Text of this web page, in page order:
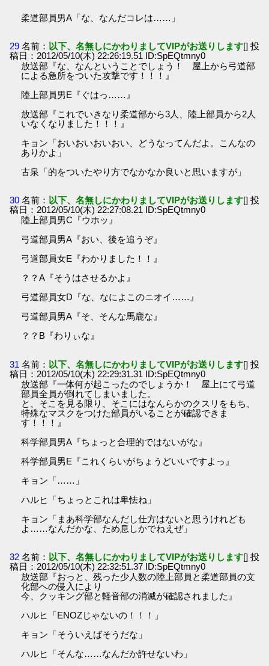
柔道部員男A「な、なんだコレは……」
29 名前： 以下、名無しにかわりましてVIPがお送りします[] 投
稿日：2012/05/10(木) 22:26:19.51 ID:SpEQtmny0
放送部『な、なんということでしょう！ 屋上から弓道部
による急所をついた攻撃です！！！』
陸上部員男E『ぐはっ……』
放送部『これでいきなり柔道部から3人、陸上部員から2人
いなくなりました！！！』
キョン「おいおいおいおい、どうなってんだよ。こんなの
ありかよ」
古泉「的をついたやり方でなかなか良いと思いますが」
30 名前： 以下、名無しにかわりましてVIPがお送りします[] 投
稿日：2012/05/10(木) 22:27:08.21 ID:SpEQtmny0
陸上部員男C『ウホッ』
弓道部員男A『おい、後を追うぞ』
弓道部員女E『わかりました！！』
？？A『そうはさせるかよ』
弓道部員女D『な、なによこのニオイ……』
弓道部員男A『そ、そんな馬鹿な』
？？B『わりぃな』
31 名前： 以下、名無しにかわりましてVIPがお送りします[] 投
稿日：2012/05/10(木) 22:29:31.31 ID:SpEQtmny0
放送部『一体何が起こったのでしょうか！ 屋上にて弓道
部員全員が倒れてしまいました。
と、そこを見る限り、そこにはなんらかのクスリをもち、
特殊なマスクをつけた部員がいることが確認できま
す！！！』
科学部員男A『ちょっと合理的ではないがな』
科学部員男E『これくらいがちょうどいいですよっ』
キョン「……」
ハルヒ「ちょっとこれは卑怯ね」
キョン「まあ科学部なんだし仕方はないと思うけれども
よ……なんだかな、ため息しかでねえぜ」
32 名前： 以下、名無しにかわりましてVIPがお送りします[] 投
稿日：2012/05/10(木) 22:32:51.37 ID:SpEQtmny0
放送部『おっと、残った少人数の陸上部員と柔道部員の文
化部への侵入により
今、クッキング部と軽音部の消滅が確認されました』
ハルヒ「ENOZじゃないの！！！」
キョン「そういえばそうだな」
ハルヒ「そんな……なんだか許せないわ」